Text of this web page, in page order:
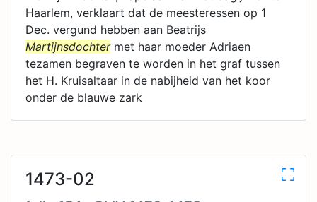
Haarlem, verklaart dat de meesteressen op 1
Dec. vergund hebben aan Beatrijs
Martijnsdochtermet haar moeder Adriaen
tezamen begraven te worden in het graf tussen
het H. Kruisaltaar in de nabijheid van het koor
onder de blauwe zark
1473-02